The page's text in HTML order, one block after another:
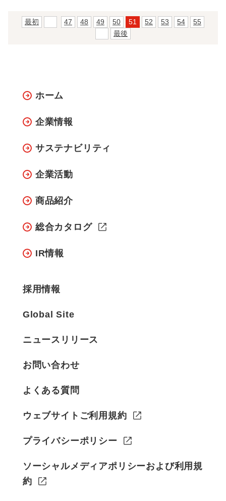
最初 47 48 49 50 51 52 53 54
55
最後
ホーム
企業情報
サステナビリティ
企業活動
商品紹介
総合カタログ
IR情報
採用情報
Global Site
ニュースリリース
お問い合わせ
よくある質問
ウェブサイトご利用規約
プライバシーポリシー
ソーシャルメディアポリシーおよび利用規
約